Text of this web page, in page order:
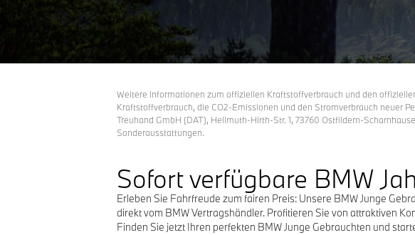
Weitere Informationen zum offiziellen Kraftstoffverbrauch und den
Kraftstoffverbrauch, die CO2-Emissionen und den Stromverbrauch neuer
Treuhand GmbH (DAT), Hellmuth-Hirth-Str. 1, 73760 Ostfildern-
Sonderausstattungen.
Sofort verfügbare BMW
Erleben Sie Fahrfreude zum fairen Preis: Unsere BMW Junge
direkt vom BMW Vertragshändler. Profitieren Sie von attraktiven
Finden Sie jetzt Ihren perfekten BMW Junge Gebrauchten und